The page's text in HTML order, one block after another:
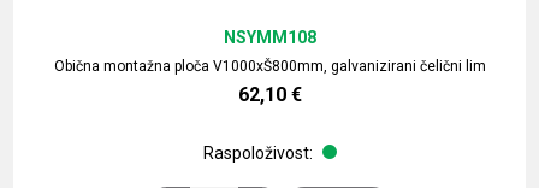
Obična montažna ploča V1000xŠ800mm, galvanizirani čelični lim
NSYMM108
62,10 €
Raspoloživost: